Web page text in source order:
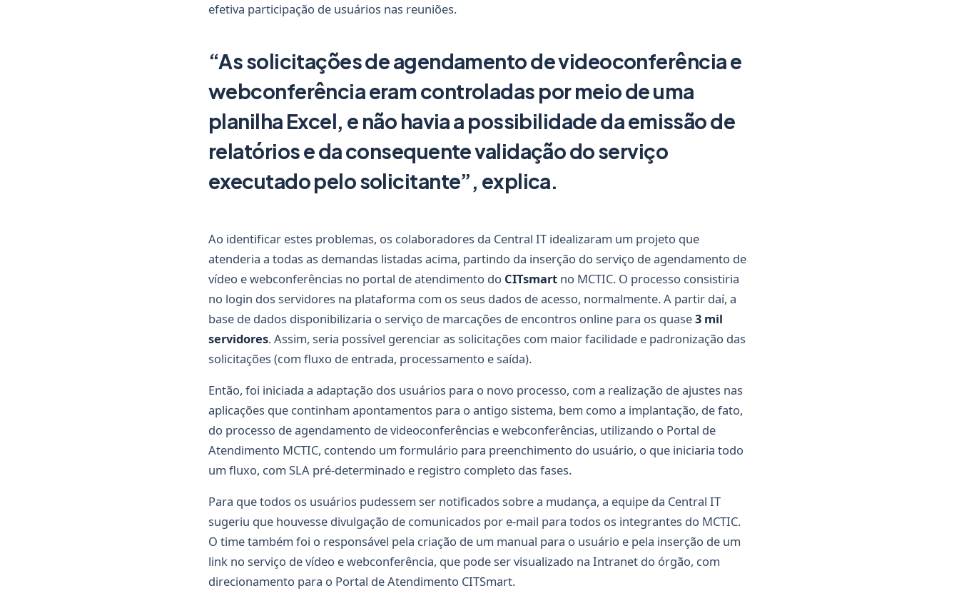
efetiva participação de usuários nas reuniões.
“As solicitações de agendamento de videoconferência e
webconferência eram controladas por meio de uma
planilha Excel, e não havia a possibilidade da emissão de
relatórios e da consequente validação do serviço
executado pelo solicitante”, explica.
Ao identificar estes problemas, os colaboradores da Central IT idealizaram um projeto que
atenderia a todas as demandas listadas acima, partindo da inserção do serviço de agendamento de
vídeo e webconferências no portal de atendimento do CITsmart no MCTIC. O processo consistiria
no login dos servidores na plataforma com os seus dados de acesso, normalmente. A partir daí, a
base de dados disponibilizaria o serviço de marcações de encontros online para os quase3 mil
servidores. Assim, seria possível gerenciar as solicitações com maior facilidade e padronização das
solicitações (com fluxo de entrada, processamento e saída).
Então, foi iniciada a adaptação dos usuários para o novo processo, com a realização de ajustes nas
aplicações que continham apontamentos para o antigo sistema, bem como a implantação, de fato,
do processo de agendamento de videoconferências e webconferências, utilizando o Portal de
Atendimento MCTIC, contendo um formulário para preenchimento do usuário, o que iniciaria todo
um fluxo, com SLA pré-determinado e registro completo das fases.
Para que todos os usuários pudessem ser notificados sobre a mudança, a equipe da Central IT
sugeriu que houvesse divulgação de comunicados por e-mail para todos os integrantes do MCTIC.
O time também foi o responsável pela criação de um manual para o usuário e pela inserção de um
link no serviço de vídeo e webconferência, que pode ser visualizado na Intranet do órgão, com
direcionamento para o Portal de Atendimento CITSmart.